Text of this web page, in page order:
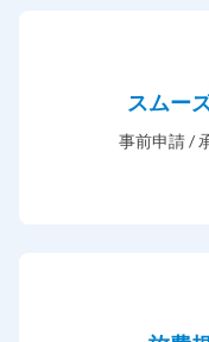
スムー
事前申請 /